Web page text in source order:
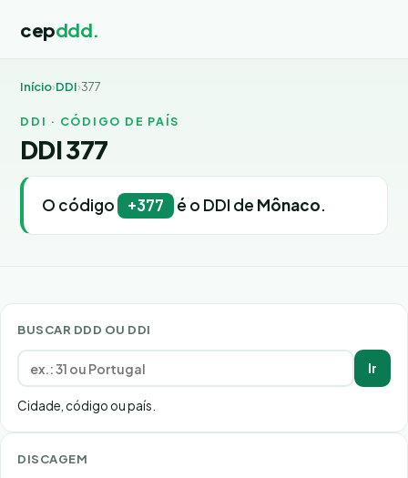
cepddd.
Início›DDI›377
DDI · CÓDIGO DE PAÍS
DDI 377
O código +377 é o DDI de Mônaco.
BUSCAR DDD OU DDI
Ir
Cidade, código ou país.
DISCAGEM